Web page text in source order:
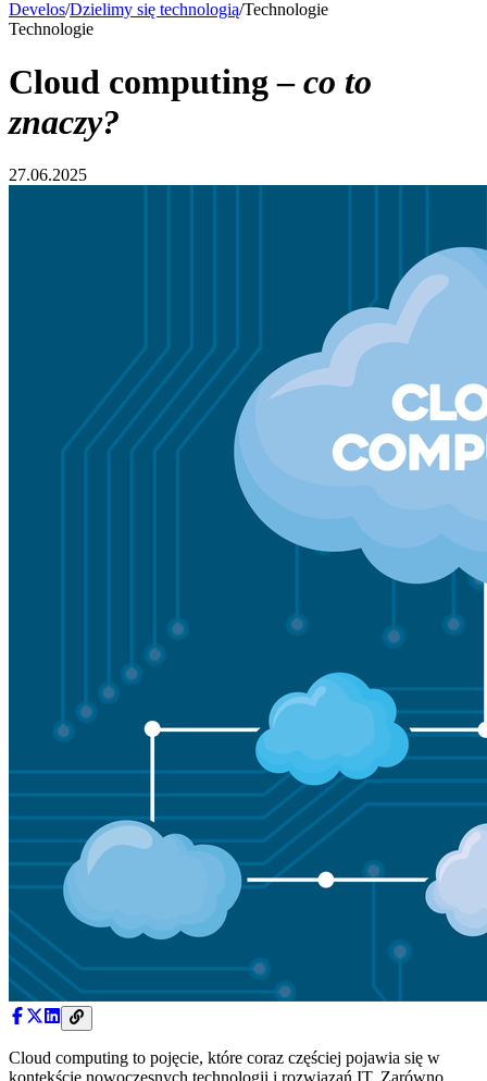
Develos/Dzielimy się technologią/Technologie
Technologie
Cloud computing –co to
znaczy?
27.06.2025
Cloud computing to pojęcie, które coraz częściej pojawia się w
kontekście nowoczesnych technologii i rozwiązań IT. Zarówno